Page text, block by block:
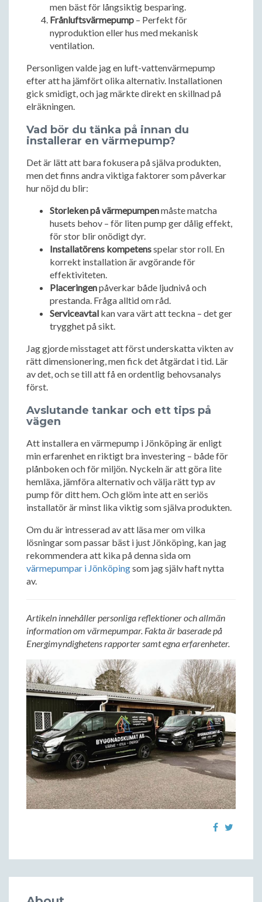
men bäst för långsiktig besparing.
Frånluftsvärmepump – Perfekt för
nyproduktion eller hus med mekanisk
ventilation.
Personligen valde jag en luft-vattenvärmepump
efter att ha jämfört olika alternativ. Installationen
gick smidigt, och jag märkte direkt en skillnad på
elräkningen.
Vad bör du tänka på innan du
installerar en värmepump?
Det är lätt att bara fokusera på själva produkten,
men det finns andra viktiga faktorer som påverkar
hur nöjd du blir:
Storleken på värmepumpenmåste matcha
husets behov – för liten pump ger dålig effekt,
för stor blir onödigt dyr.
Installatörens kompetensspelar stor roll. En
korrekt installation är avgörande för
effektiviteten.
Placeringenpåverkar både ljudnivå och
prestanda. Fråga alltid om råd.
Serviceavtal kan vara värt att teckna – det ger
trygghet på sikt.
Jag gjorde misstaget att först underskatta vikten av
rätt dimensionering, men fick det åtgärdat i tid. Lär
av det, och se till att få en ordentlig behovsanalys
först.
Avslutande tankar och ett tips på
vägen
Att installera en värmepump i Jönköping är enligt
min erfarenhet en riktigt bra investering – både för
plånboken och för miljön. Nyckeln är att göra lite
hemläxa, jämföra alternativ och välja rätt typ av
pump för ditt hem. Och glöm inte att en seriös
installatör är minst lika viktig som själva produkten.
Om du är intresserad av att läsa mer om vilka
lösningar som passar bäst i just Jönköping, kan jag
rekommendera att kika på denna sida om
värmepumpar i Jönköpingsom jag själv haft nytta
av.
Artikeln innehåller personliga reflektioner och allmän
information om värmepumpar. Fakta är baserade på
Energimyndighetens rapporter samt egna erfarenheter.